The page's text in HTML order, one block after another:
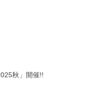
秋」開催!!